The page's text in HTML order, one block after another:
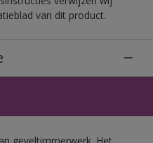
van dit product.